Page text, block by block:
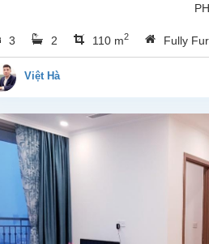
lý,
3 2 110 m2 Fully
Việt Hà